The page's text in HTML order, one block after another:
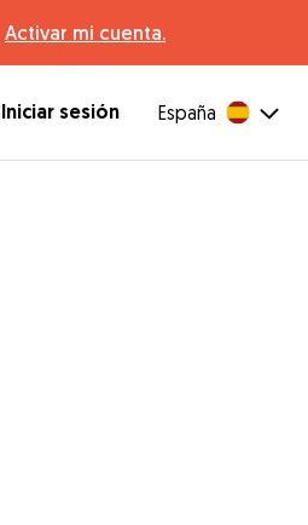
Activar mi cuenta.
Iniciar sesión España